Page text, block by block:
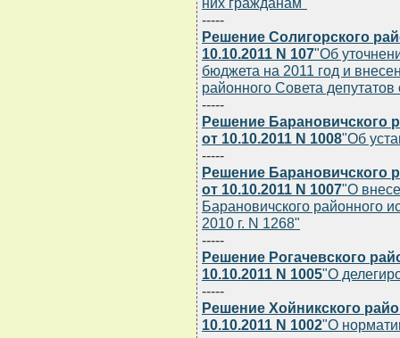
-----
Решение Солигорского
10.10.2011 N 107"Об
бюджета на 2011 год и
районного Совета
-----
Решение Барановичского
от 10.10.2011 N 1008"Об
-----
Решение Барановичского
от 10.10.2011 N 1007"О
Барановичского районного
2010 г. N 1268"
-----
Решение Рогачевского
10.10.2011 N 1005"О
-----
Решение Хойникского
10.10.2011 N 1002"О